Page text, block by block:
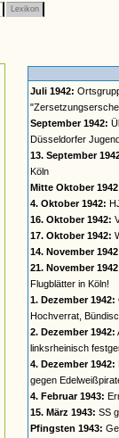
Lexikon
Juli 1942:
September 1942:
Düsseldorfer
13. September
Köln
Mitte Oktober
4. Oktober 1942:
16. Oktober 1942:
17. Oktober 1942:
14. November
21. November
Flugblätter in Köln!
1. Dezember 1942:
Hochverrat,
2. Dezember 1942:
linksrheinisch
4. Dezember 1942:
gegen
4. Februar 1943:
15. März 1943: SS
Pfingsten 1943: